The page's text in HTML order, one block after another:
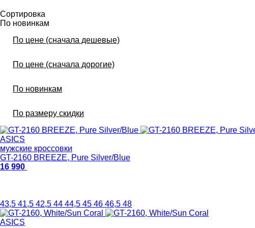
Сортировка
По новинкам
По цене (сначала дешевые)
По цене (сначала дорогие)
По новинкам
По размеру скидки
ASICS
мужские кроссовки
GT-2160 BREEZE, Pure Silver/Blue
16 990
43,5 41,5 42,5 44 44,5 45 46 46,5 48
ASICS